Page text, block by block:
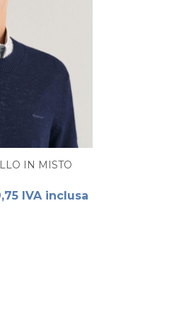
IN MISTO
IVA inclusa